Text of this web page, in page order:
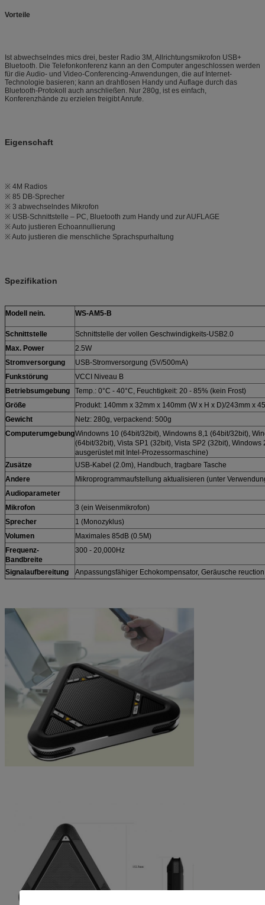
Vorteile
Ist abwechselndes mics drei, bester Radio 3M, Allrichtungsmikrofon USB+
Bluetooth. Die Telefonkonferenz kann an den Computer angeschlossen werden
für die Audio- und Video-Conferencing-Anwendungen, die auf Internet-
Technologie basieren; kann an drahtlosen Handy und Auflage durch das
Bluetooth-Protokoll auch anschließen. Nur 280g, ist es einfach,
Konferenzhände zu erzielen freigibt Anrufe.
Eigenschaft
※ 4M Radios
※ 85 DB-Sprecher
※ 3 abwechselndes Mikrofon
※ USB-Schnittstelle – PC, Bluetooth zum Handy und zur AUFLAGE
※ Auto justieren Echoannullierung
※ Auto justieren die menschliche Sprachspurhaltung
Spezifikation
Modell nein. WS-AM5-B
Schnittstelle
Schnittstelle der vollen Geschwindigkeits-USB2.0
Max. Power
2.5W
Stromversorgung
USB-Stromversorgung (5V/500mA)
Funkstörung
VCCI Niveau B
Betriebsumgebung
Temp.: 0°C - 40°C, Feuchtigkeit: 20 - 85% (kein Frost)
Größe
Produkt: 140mm x 32mm x 140mm (W x H x D)/243mm x
Gewicht
Netz: 280g, verpackend: 500g
ComputerumgebungWindowns 10 (64bit/32bit), Windowns 8,1 (64bit/32bit),
(64bit/32bit), Vista SP1 (32bit), Vista SP2 (32bit), Windows
ausgerüstet mit Intel-Prozessormaschine)
Zusätze
USB-Kabel (2.0m), Handbuch, tragbare Tasche
Andere
Mikroprogrammaufstellung aktualisieren (unter
Audioparameter
Mikrofon
3 (ein Weisenmikrofon)
Sprecher
1 (Monozyklus)
Volumen
Maximales 85dB (0.5M)
Frequenz-
Bandbreite
300 - 20,000Hz
Signalaufbereitung Anpassungsfähiger Echokompensator, Geräusche